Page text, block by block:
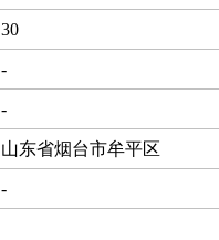
男
30
1996-03-19
-
专科
-
专科
山东省烟台市牟平区
-
-